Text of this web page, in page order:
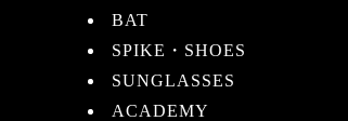
BAT
SPIKE・SHOES
SUNGLASSES
ACADEMY